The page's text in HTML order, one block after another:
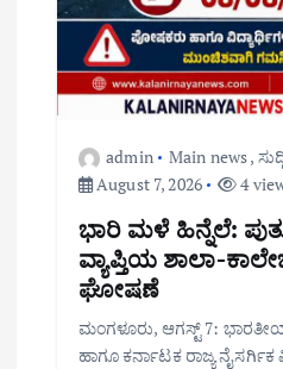
admin Main news,
August 7, 2026
4
ಭಾರಿ ಮಳೆ ಹಿನ್ನೆಲೆ:
ವ್ಯಾಪ್ತಿಯ ಶಾಲಾ-
ಘೋಷಣೆ
ಮಂಗಳೂರು, ಆಗಸ್ಟ್ 7:
ಹಾಗೂ ಕರ್ನಾಟಕ ರಾಜ್ಯ